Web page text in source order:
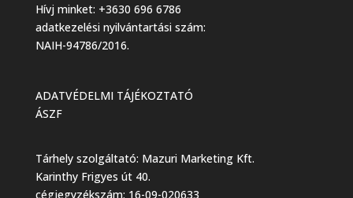
Hívj minket: +3630 696 6786
adatkezelési nyilvántartási szám:
NAIH-94786/2016.
ADATVÉDELMI TÁJÉKOZTATÓ
ÁSZF
Tárhely szolgáltató: Mazuri Marketing Kft.
Karinthy Frigyes út 40.
cégjegyzékszám: 16-09-020633